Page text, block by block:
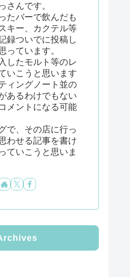
さんです。
たバーで飲んだも
キー、カクテル等
録ついでに投稿し
っています。
したモルト等のレ
いこうと思います
ィングノート並の
あるわけでもない
メントになる可能
で、その店に行っ
わせる記事を書け
ていこうと思いま